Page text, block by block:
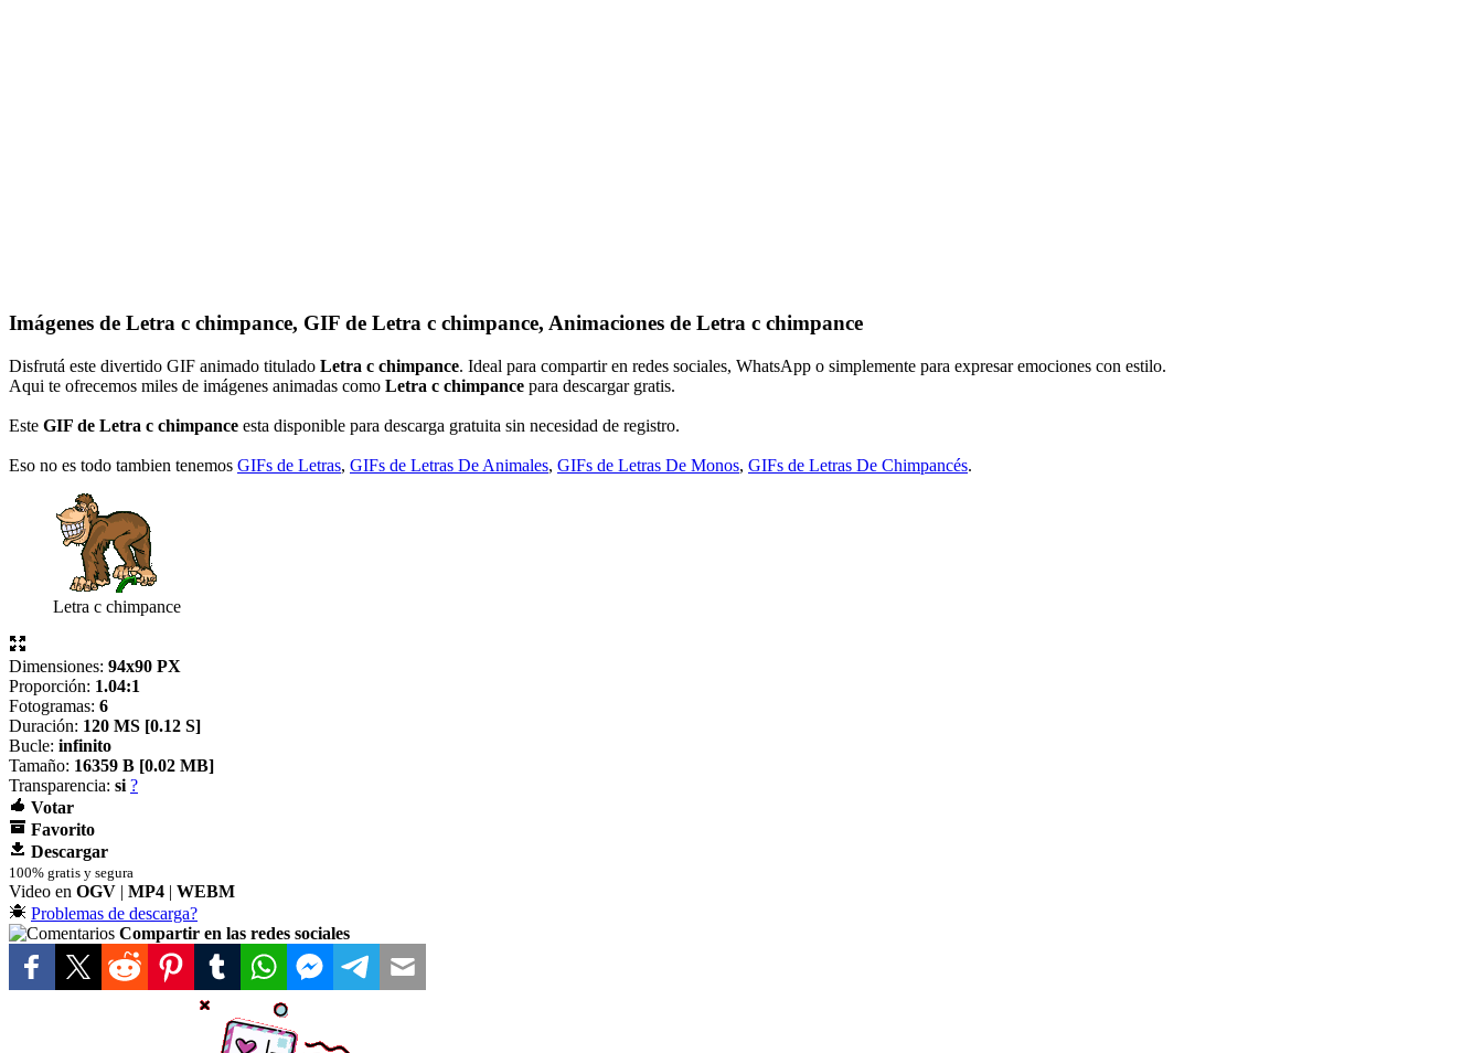
Imágenes de Letra c chimpance, GIF de Letra c chimpance, Animaciones de Letra c chimpance
Disfrutá este divertido GIF animado titulado Letra c chimpance. Ideal para compartir en redes sociales, WhatsApp o simplemente para expresar emociones con estilo.
Aqui te ofrecemos miles de imágenes animadas como Letra c chimpance para descargar gratis.
Este GIF de Letra c chimpance esta disponible para descarga gratuita sin necesidad de registro.
Eso no es todo tambien tenemos GIFs de Letras, GIFs de Letras De Animales, GIFs de Letras De Monos, GIFs de Letras De Chimpancés.
Letra c chimpance
Dimensiones: 94x90 PX
Proporción: 1.04:1
Fotogramas: 6
Duración: 120 MS [0.12 S]
Bucle: infinito
Tamaño: 16359 B [0.02 MB]
Transparencia: si ?
Votar
Favorito
Descargar
100% gratis y segura
Video en OGV | MP4 | WEBM
Problemas de descarga?
Compartir en las redes sociales